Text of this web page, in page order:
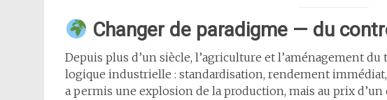
Changer de paradigme — du
Depuis plus d’un siècle, l’agriculture et l’aménagement
logique industrielle : standardisation, rendement
a permis une explosion de la production, mais au prix